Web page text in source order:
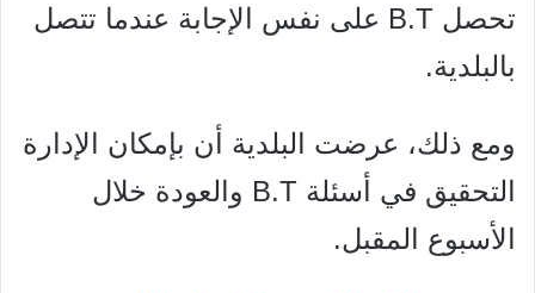
تحصل B.T على نفس الإجابة عندما تتصل
بالبلدية.
ومع ذلك، عرضت البلدية أن بإمكان الإدارة
التحقيق في أسئلة B.T والعودة خلال
الأسبوع المقبل.